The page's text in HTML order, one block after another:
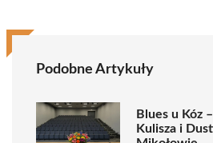
Podobne Artykuły
Blues u Kóz
Kulisza i